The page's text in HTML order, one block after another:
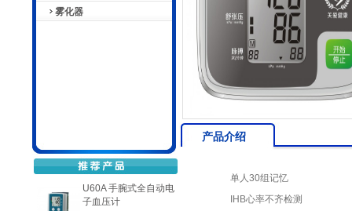
雾化器
U60A 手腕式全自动电
子血压计
产品介绍
单人30组记忆
IHB心率不齐检测